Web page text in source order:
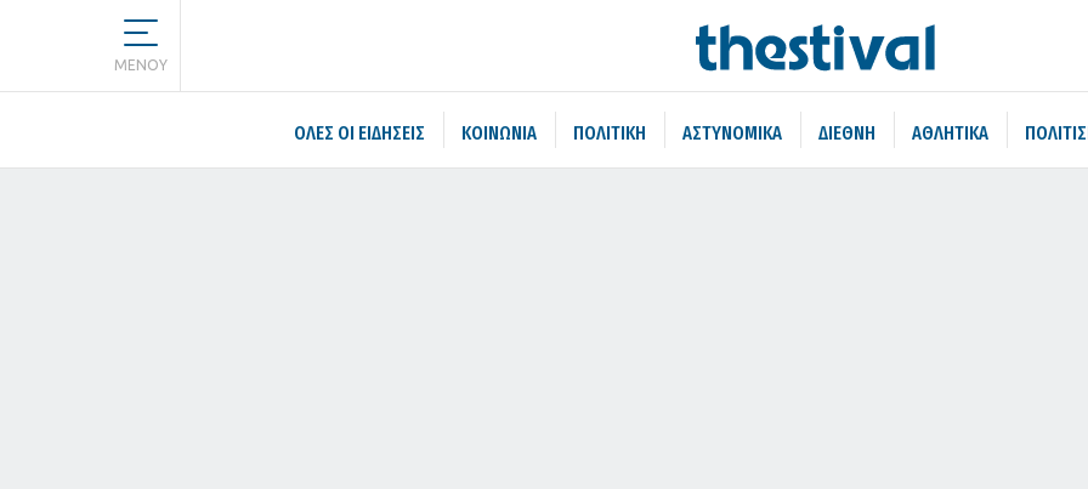
MENOY
ΌΛΕΣ ΟΙ ΕΙΔΉΣΕΙΣ ΚΟΙΝΩΝΙΑ ΠΟΛΙΤΙΚΗ ΑΣΤΥΝΟΜΙΚΑ ΔΙΕΘΝΗ ΑΘΛΗΤΙΚΑ